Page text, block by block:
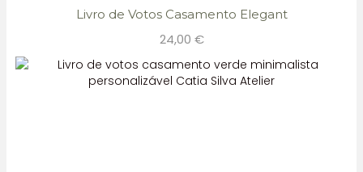
Livro de Votos Casamento Elegant
24,00 €